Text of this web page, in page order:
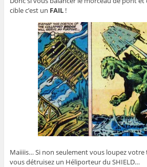
cible c’est un FAIL !
Maiiiis… Si non seulement vous loupez votre
vous détruisez un Héliporteur du SHIELD…